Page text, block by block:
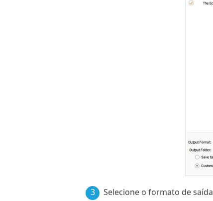
3 Selecione o formato de saída